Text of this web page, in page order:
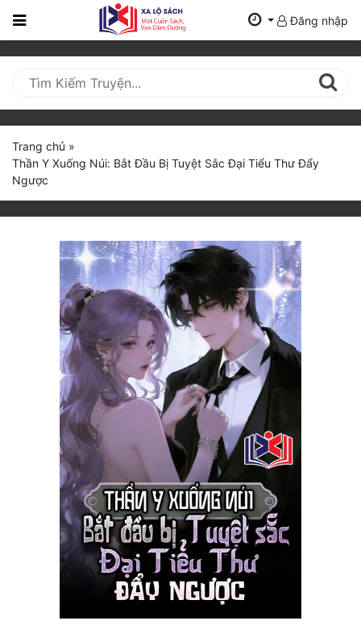
Trang
Mới
Cập
Nhật
(current)
BXH
Truyện Mới Ra
Hoàn Thành
Truyện Convert
Truyện Dịch
Truyện Nhập Môn
Truyện ngắn
Đăng nhập
Trang chủ »
Thần Y Xuống Núi: Bắt Đầu Bị Tuyệt Sắc Đại Tiểu Thư Đẩy
Ngược